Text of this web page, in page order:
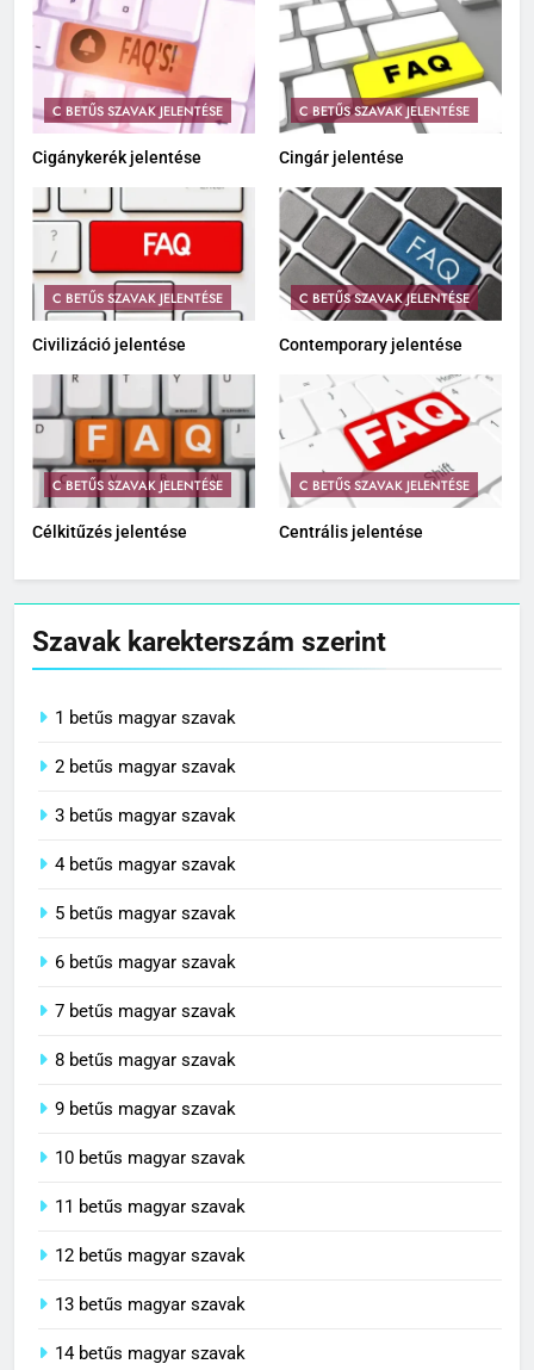
C BETŰS SZAVAK JELENTÉSE
Cigánykerék jelentése
C BETŰS SZAVAK JELENTÉSE
Cingár jelentése
C BETŰS SZAVAK JELENTÉSE
Civilizáció jelentése
C BETŰS SZAVAK JELENTÉSE
Contemporary jelentése
C BETŰS SZAVAK JELENTÉSE
Célkitűzés jelentése
C BETŰS SZAVAK JELENTÉSE
Centrális jelentése
Szavak karekterszám szerint
1 betűs magyar szavak
2 betűs magyar szavak
3 betűs magyar szavak
4 betűs magyar szavak
5 betűs magyar szavak
6 betűs magyar szavak
7 betűs magyar szavak
8 betűs magyar szavak
9 betűs magyar szavak
10 betűs magyar szavak
11 betűs magyar szavak
12 betűs magyar szavak
13 betűs magyar szavak
14 betűs magyar szavak